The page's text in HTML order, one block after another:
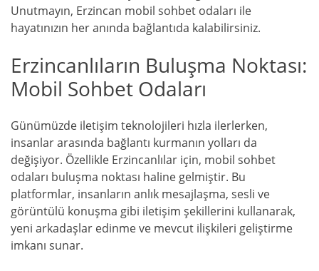
Unutmayın, Erzincan mobil sohbet odaları ile
hayatınızın her anında bağlantıda kalabilirsiniz.
Erzincanlıların Buluşma Noktası:
Mobil Sohbet Odaları
Günümüzde iletişim teknolojileri hızla ilerlerken,
insanlar arasında bağlantı kurmanın yolları da
değişiyor. Özellikle Erzincanlılar için, mobil sohbet
odaları buluşma noktası haline gelmiştir. Bu
platformlar, insanların anlık mesajlaşma, sesli ve
görüntülü konuşma gibi iletişim şekillerini kullanarak,
yeni arkadaşlar edinme ve mevcut ilişkileri geliştirme
imkanı sunar.